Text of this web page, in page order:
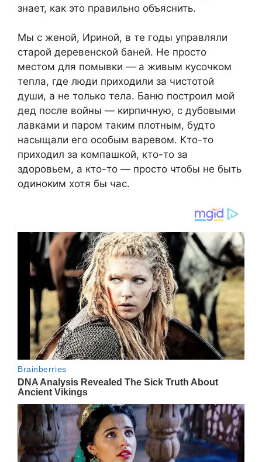
знает, как это правильно объяснить.
Мы с женой, Ириной, в те годы управляли
старой деревенской баней. Не просто
местом для помывки — а живым кусочком
тепла, где люди приходили за чистотой
души, а не только тела. Баню построил мой
дед после войны — кирпичную, с дубовыми
лавками и паром таким плотным, будто
насыщали его особым варевом. Кто-то
приходил за компашкой, кто-то за
здоровьем, а кто-то — просто чтобы не быть
одиноким хотя бы час.